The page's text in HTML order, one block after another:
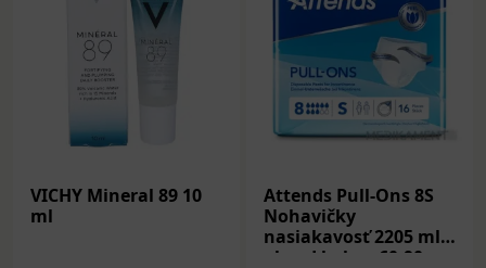
VICHY Mineral 89 10
ml
Attends Pull-Ons 8S
Nohavičky
nasiakavosť 2205 ml,
obvod bokov 60-90